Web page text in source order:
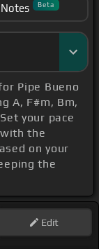
Notes Beta
Pipe Bueno
A, F#m, Bm,
your pace
the
on your
the
Edit